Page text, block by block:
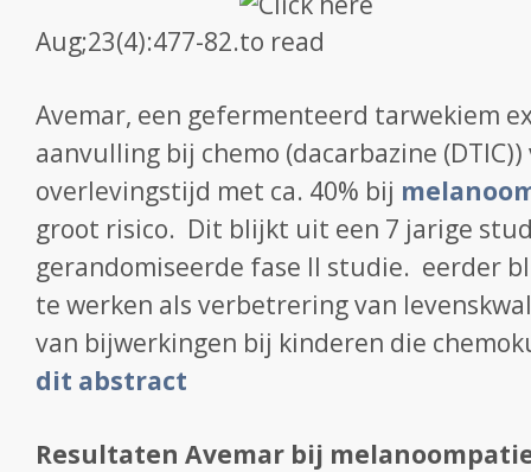
Aug;23(4):477-82.
Avemar, een gefermenteerd tarwekiem
aanvulling bij chemo (dacarbazine
overlevingstijd met ca. 40% bij
groot risico. Dit blijkt uit een 7 jarige
gerandomiseerde fase II studie. eerder
te werken als verbetrering van
van bijwerkingen bij kinderen die
dit abstract
Resultaten Avemar bij